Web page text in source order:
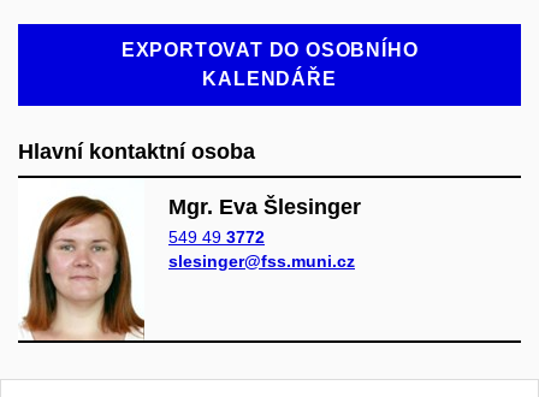
EXPORTOVAT DO OSOBNÍHO
KALENDÁŘE
Hlavní kontaktní osoba
Mgr. Eva Šlesinger
549 49 3772
slesinger@fss.muni.cz